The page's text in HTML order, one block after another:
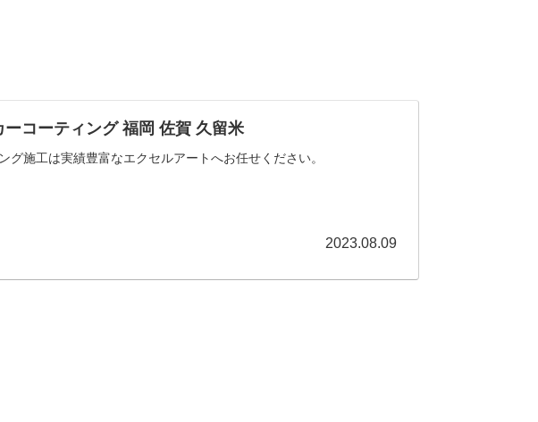
コーティング 福岡 佐賀 久留米
施工は実績豊富なエクセルアートへお任せください。
2023.08.09